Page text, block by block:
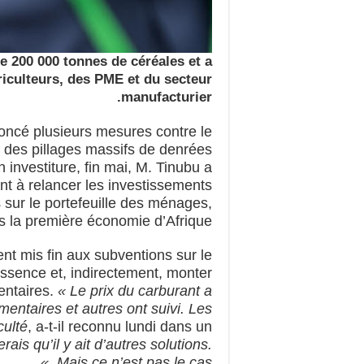
200 000 tonnes de céréales et a
des PME et du secteur
manufacturier.
plusieurs mesures contre le
pillages massifs de denrées
investiture, fin mai, M. Tinubu a
à relancer les investissements
le portefeuille des ménages,
première économie d’Afrique.
mis fin aux subventions sur le
et, indirectement, monter
« Le prix du carburant a
et autres ont suivi. Les
, a-t-il reconnu lundi dans un
qu’il y ait d’autres solutions.